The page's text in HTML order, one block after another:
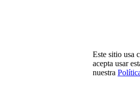
Este sitio usa
acepta usar
nuestra